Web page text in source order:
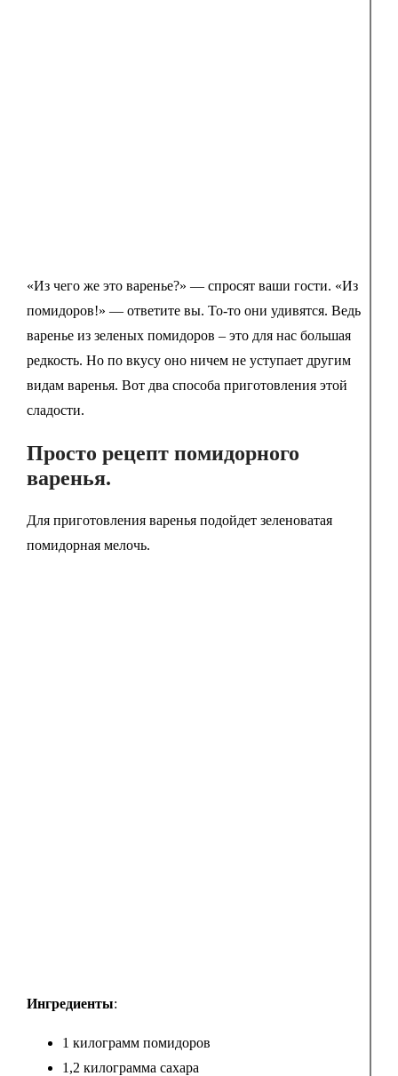
«Из чего же это варенье?» — спросят ваши гости. «Из
помидоров!» — ответите вы. То-то они удивятся. Ведь
варенье из зеленых помидоров – это для нас большая
редкость. Но по вкусу оно ничем не уступает другим
видам варенья. Вот два способа приготовления этой
сладости.
Просто рецепт помидорного
варенья.
Для приготовления варенья подойдет зеленоватая
помидорная мелочь.
Ингредиенты:
1 килограмм помидоров
1,2 килограмма сахара